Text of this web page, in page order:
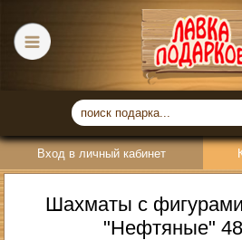
Вход в личный кабинет
Шахматы с
"Нефтяные"